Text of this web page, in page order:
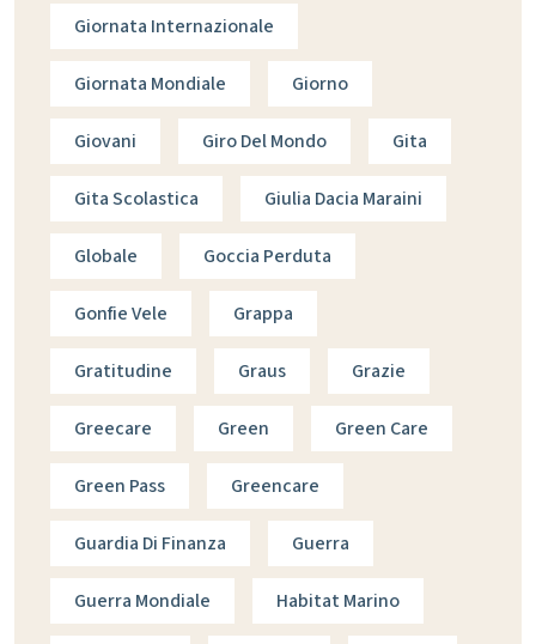
Giornata Internazionale
Giornata Mondiale Giorno
Giovani Giro Del Mondo Gita
Gita Scolastica Giulia Dacia Maraini
Globale Goccia Perduta
Gonfie Vele Grappa
Gratitudine Graus Grazie
Greecare Green Green Care
Green Pass Greencare
Guardia Di Finanza Guerra
Guerra Mondiale Habitat Marino